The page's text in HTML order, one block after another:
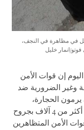
في مظاهرة في النجف،
إن قوات الأمن
وغير الضرورية ضد
يرمون الحجارة،
فقتلت 105 أشخاص على الأقلّ، وأصابت أكثر من 4 آلاف بجروح
الأول 2019. لاحقت قوات الأمن المتظاهرين